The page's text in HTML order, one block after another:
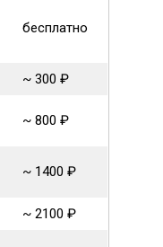
бесплатно
~ 300 ₽
~ 800 ₽
~ 1400 ₽
~ 2100 ₽